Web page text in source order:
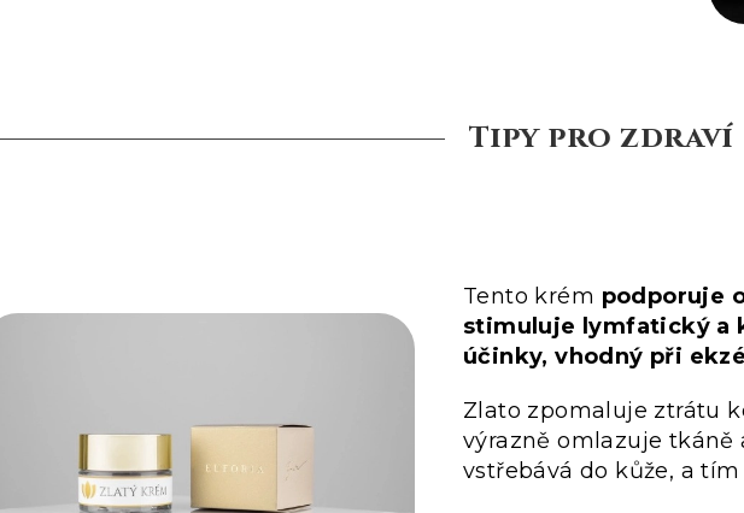
Tipy pro zdraví
Tento krém podporuje
stimuluje lymfatický a
účinky, vhodný při
Zlato zpomaluje ztrátu
výrazně omlazuje tkáně
vstřebává do kůže, a